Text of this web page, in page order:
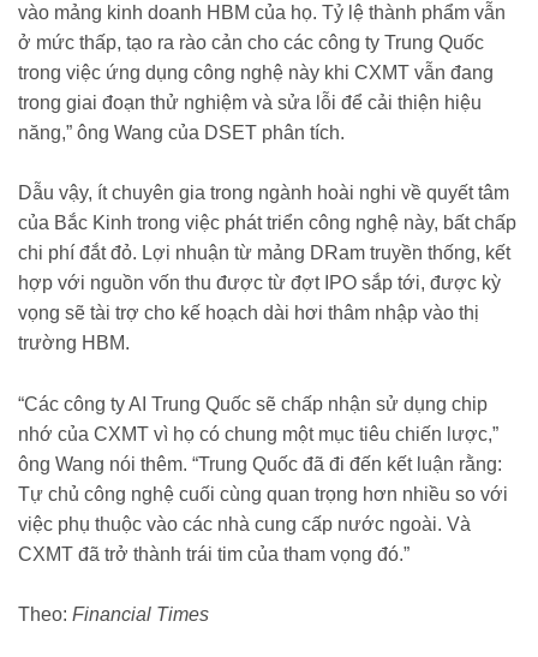
vào mảng kinh doanh HBM của họ. Tỷ lệ thành phẩm vẫn
ở mức thấp, tạo ra rào cản cho các công ty Trung Quốc
trong việc ứng dụng công nghệ này khi CXMT vẫn đang
trong giai đoạn thử nghiệm và sửa lỗi để cải thiện hiệu
năng,” ông Wang của DSET phân tích.
Dẫu vậy, ít chuyên gia trong ngành hoài nghi về quyết tâm
của Bắc Kinh trong việc phát triển công nghệ này, bất chấp
chi phí đắt đỏ. Lợi nhuận từ mảng DRam truyền thống, kết
hợp với nguồn vốn thu được từ đợt IPO sắp tới, được kỳ
vọng sẽ tài trợ cho kế hoạch dài hơi thâm nhập vào thị
trường HBM.
“Các công ty AI Trung Quốc sẽ chấp nhận sử dụng chip
nhớ của CXMT vì họ có chung một mục tiêu chiến lược,”
ông Wang nói thêm. “Trung Quốc đã đi đến kết luận rằng:
Tự chủ công nghệ cuối cùng quan trọng hơn nhiều so với
việc phụ thuộc vào các nhà cung cấp nước ngoài. Và
CXMT đã trở thành trái tim của tham vọng đó.”
Theo: Financial Times